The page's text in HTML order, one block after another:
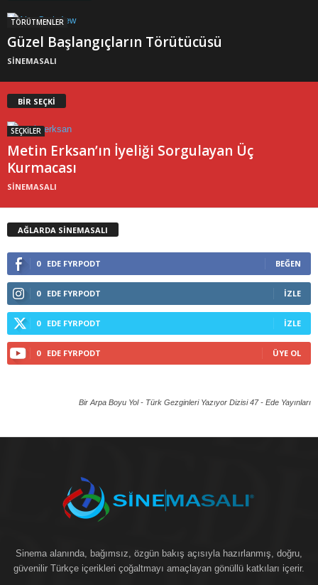
TÖRÜTMENLER
Güzel Başlangıçların Törütücüsü
SİNEMASALI
BİR SEÇKİ
SEÇKİLER
Metin Erksan’ın İyeliği Sorgulayan Üç
Kurmacası
SİNEMASALI
AĞLARDA SİNEMASALI
0 EDE FYRPODT BEĞEN
0 EDE FYRPODT İZLE
0 EDE FYRPODT İZLE
0 EDE FYRPODT ÜYE OL
Bir Arpa Boyu Yol - Türk Gezginleri Yazıyor Dizisi 47 - Ede Yayınları
Sinema alanında, bağımsız, özgün bakış açısıyla hazırlanmış, doğru,
güvenilir Türkçe içerikleri çoğaltmayı amaçlayan gönüllü katkıları içerir.